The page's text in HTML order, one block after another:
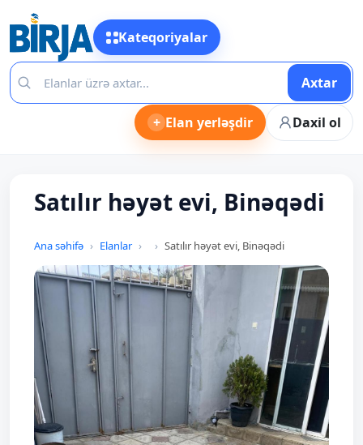
Kateqoriyalar
Axtar
+ Elan yerləşdir Daxil ol
Satılır həyət evi, Binəqədi
Ana səhifə Elanlar Satılır həyət evi, Binəqədi